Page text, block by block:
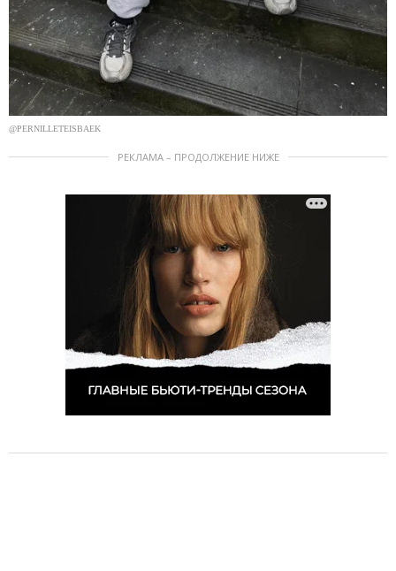
@PERNILLETEISBAEK
РЕКЛАМА – ПРОДОЛЖЕНИЕ НИЖЕ